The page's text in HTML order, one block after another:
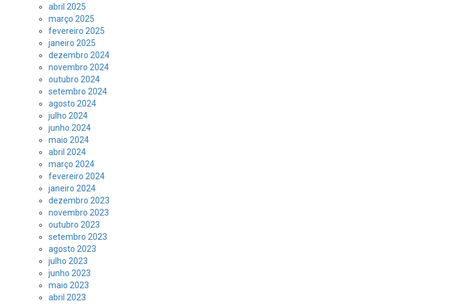
abril 2025
março 2025
fevereiro 2025
janeiro 2025
dezembro 2024
novembro 2024
outubro 2024
setembro 2024
agosto 2024
julho 2024
junho 2024
maio 2024
abril 2024
março 2024
fevereiro 2024
janeiro 2024
dezembro 2023
novembro 2023
outubro 2023
setembro 2023
agosto 2023
julho 2023
junho 2023
maio 2023
abril 2023